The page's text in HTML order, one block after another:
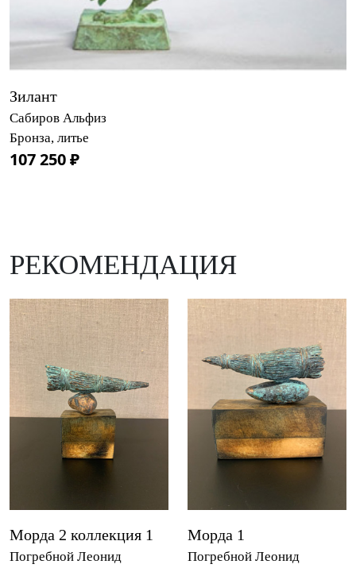
Зилант
Сабиров Альфиз
Бронза, литье
107 250 ₽
РЕКОМЕНДАЦИЯ
Морда 2 коллекция 1
Погребной Леонид
Морда 1
Погребной Леонид